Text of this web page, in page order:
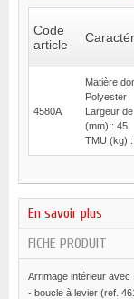
Code
article
4580A
Matière
Polyester
Largeur
(mm) : 45
TMU (kg)
En savoir plus
FICHE PRODUIT
Arrimage intérieur avec :
- boucle à levier (ref.